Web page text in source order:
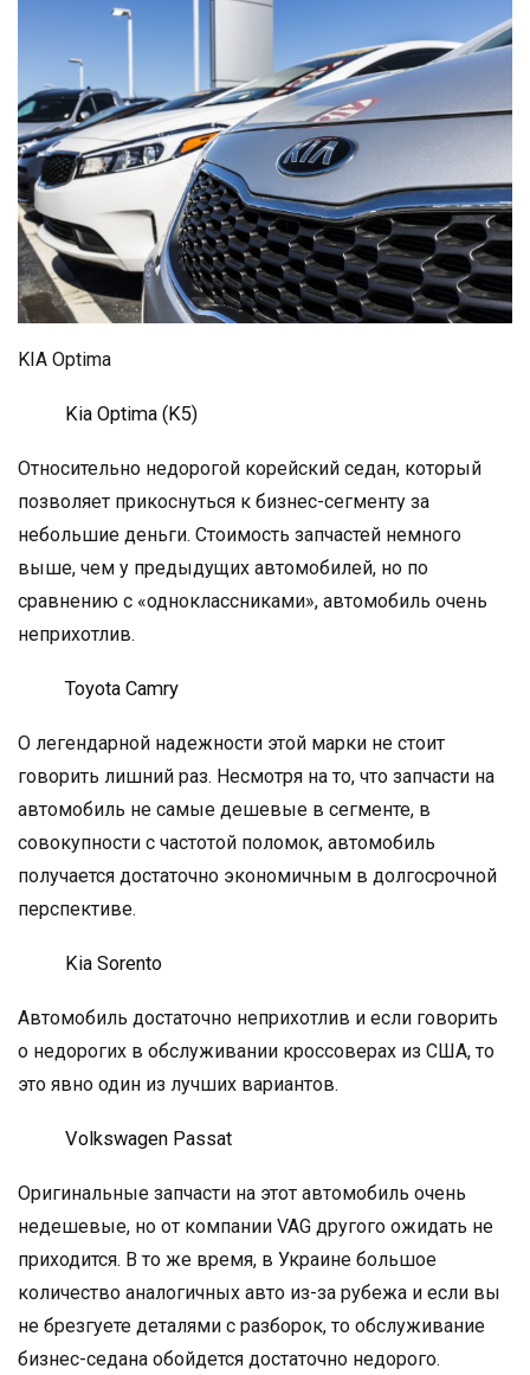
KIA Optima
Kia Optima (K5)
Относительно недорогой корейский седан, который
позволяет прикоснуться к бизнес-сегменту за
небольшие деньги. Стоимость запчастей немного
выше, чем у предыдущих автомобилей, но по
сравнению с «одноклассниками», автомобиль очень
неприхотлив.
Toyota Camry
О легендарной надежности этой марки не стоит
говорить лишний раз. Несмотря на то, что запчасти на
автомобиль не самые дешевые в сегменте, в
совокупности с частотой поломок, автомобиль
получается достаточно экономичным в долгосрочной
перспективе.
Kia Sorento
Автомобиль достаточно неприхотлив и если говорить
о недорогих в обслуживании кроссоверах из США, то
это явно один из лучших вариантов.
Volkswagen Passat
Оригинальные запчасти на этот автомобиль очень
недешевые, но от компании VAG другого ожидать не
приходится. В то же время, в Украине большое
количество аналогичных авто из-за рубежа и если вы
не брезгуете деталями с разборок, то обслуживание
бизнес-седана обойдется достаточно недорого.